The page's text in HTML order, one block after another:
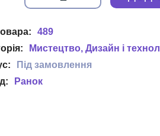
489
Мистецтво, Дизайн і
Ранок